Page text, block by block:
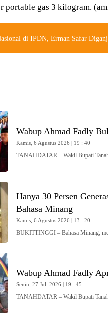
portable gas 3 kilogram.
di IPDN, Erman Safar
Wabup Ahmad Fadly
Kamis, 6 Agustus 2026 | 19 : 40
TANAHDATAR – Wakil Bupati
Hanya 30 Persen
Bahasa Minang
Kamis, 6 Agustus 2026 | 13 : 20
BUKITTINGGI – Bahasa Minang,
Wabup Ahmad Fadly
Senin, 27 Juli 2026 | 19 : 45
TANAHDATAR – Wakil Bupati